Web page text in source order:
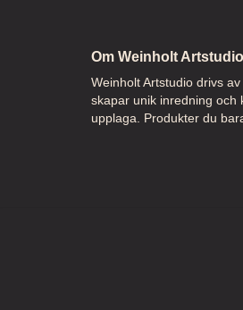
Om Weinholt Artstudio
Weinholt Artstudio drivs
skapar unik inredning och
upplaga. Produkter du